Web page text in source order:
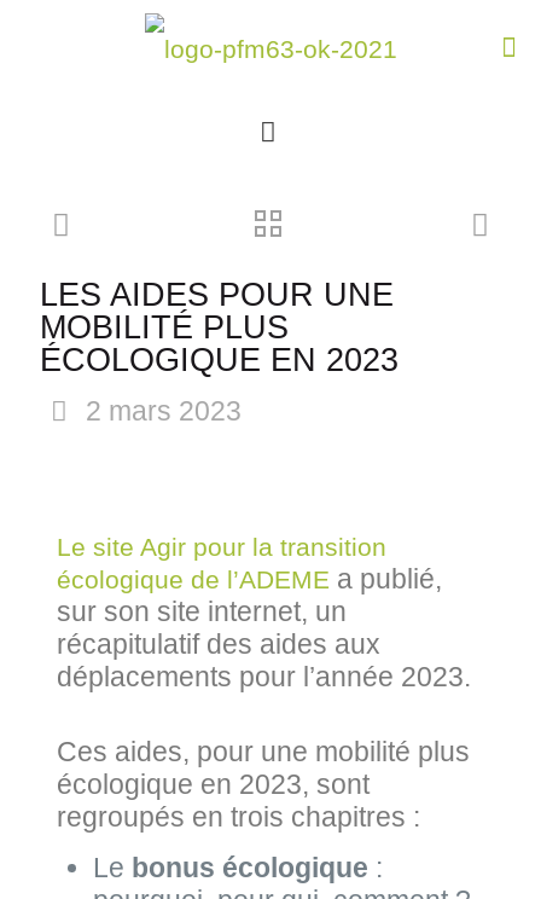
LES AIDES POUR UNE
MOBILITÉ PLUS
ÉCOLOGIQUE EN 2023
2 mars 2023
Le site Agir pour la transition
écologique de l’ADEME a publié,
sur son site internet, un
récapitulatif des aides aux
déplacements pour l’année 2023.
Ces aides, pour une mobilité plus
écologique en 2023, sont
regroupés en trois chapitres :
Le bonus écologique :